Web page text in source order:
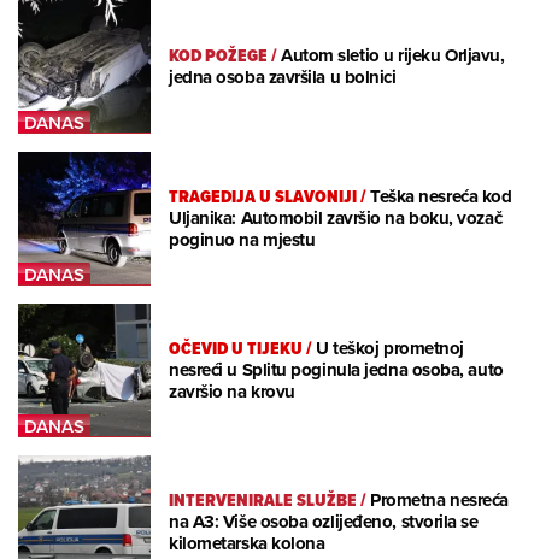
KOD POŽEGE/Autom sletio u rijeku Orljavu,
jedna osoba završila u bolnici
TRAGEDIJA U SLAVONIJI/Teška nesreća kod
Uljanika: Automobil završio na boku, vozač
poginuo na mjestu
OČEVID U TIJEKU/U teškoj prometnoj
nesreći u Splitu poginula jedna osoba, auto
završio na krovu
INTERVENIRALE SLUŽBE/Prometna nesreća
na A3: Više osoba ozlijeđeno, stvorila se
kilometarska kolona